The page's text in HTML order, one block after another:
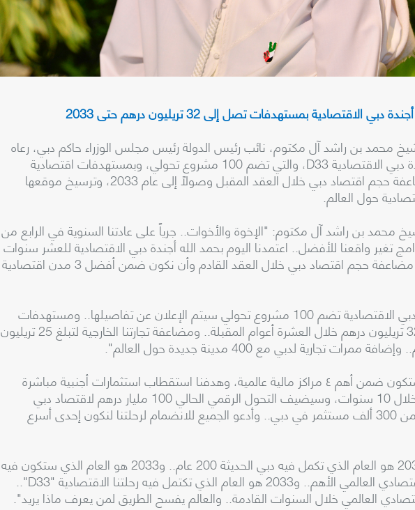
بمستهدفات تصل إلى 32 تريليون درهم حتى 2033
محمد بن راشد آل مكتوم، نائب رئيس الدولة رئيس مجلس الوزراء حاكم دبي، رعاه
الله، اليوم (الأربعاء) أجندة دبي الاقتصادية D33، والتي تضم 100 مشروع تحولي، وبمستهدفات اقتصادية
طموحة تسعى إلى مضاعفة حجم اقتصاد دبي خلال العقد المقبل وصولاً إلى عام 2033، وترسيخ موقعها
بن راشد آل مكتوم: "الإخوة والأخوات.. جرياً على عادتنا السنوية في الرابع من
تغير واقعنا للأفضل.. اعتمدنا اليوم بحمد الله أجندة دبي الاقتصادية للعشر سنوات
القادمة "D33".. هدفنا مضاعفة حجم اقتصاد دبي خلال العقد القادم وأن نكون ضمن أفضل 3 مدن اقتصادية
وأكد سموه أن: "أجندة دبي الاقتصادية تضم 100 مشروع تحولي سيتم الإعلان عن تفاصيلها.. ومستهدفات
اقتصادية إجمالية تبلغ 32 تريليون درهم خلال العشرة أعوام المقبلة.. ومضاعفة تجارتنا الخارجية لتبلغ 25 تريليون
تجارية لدبي مع 400 مدينة جديدة حول العالم".
وأضاف سموه: "دبي ستكون ضمن أهم ٤ مراكز مالية عالمية، وهدفنا استقطاب استثمارات أجنبية مباشرة
تتجاوز 650 مليار درهم خلال 10 سنوات، وسيضيف التحول الرقمي الحالي 100 مليار درهم لاقتصاد دبي
سنوياً.. لدينا اليوم أكثر من 300 ألف مستثمر في دبي.. وأدعو الجميع للانضمام لرحلتنا لنكون إحدى أسرع
وأشار سموه إلى أن "2033 هو العام الذي تكمل فيه دبي الحديثة 200 عام.. و2033 هو العام الذي ستكون فيه
دبي بإذن الله المركز الاقتصادي العالمي الأهم.. و2033 هو العام الذي تكتمل فيه رحلتنا الاقتصادية "D33"..
العالمي خلال السنوات القادمة.. والعالم يفسح الطريق لمن يعرف ماذا يريد".